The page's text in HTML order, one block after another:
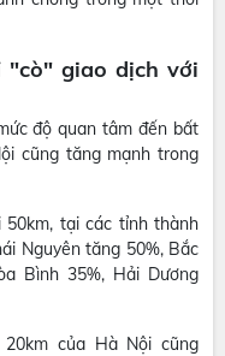
"cò" giao dịch với
độ quan tâm đến bất
cũng tăng mạnh trong
50km, tại các tỉnh thành
Nguyên tăng 50%, Bắc
Bình 35%, Hải Dương
của Hà Nội cũng